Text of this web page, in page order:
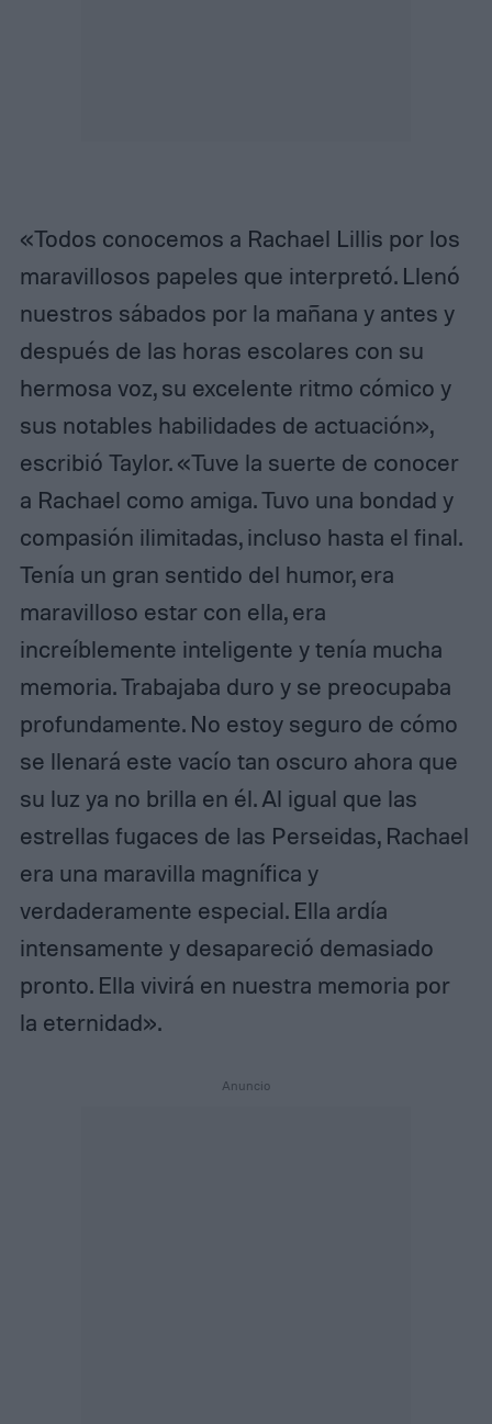
«Todos conocemos a Rachael Lillis por los
maravillosos papeles que interpretó. Llenó
nuestros sábados por la mañana y antes y
después de las horas escolares con su
hermosa voz, su excelente ritmo cómico y
sus notables habilidades de actuación»,
escribió Taylor. «Tuve la suerte de conocer
a Rachael como amiga. Tuvo una bondad y
compasión ilimitadas, incluso hasta el final.
Tenía un gran sentido del humor, era
maravilloso estar con ella, era
increíblemente inteligente y tenía mucha
memoria. Trabajaba duro y se preocupaba
profundamente. No estoy seguro de cómo
se llenará este vacío tan oscuro ahora que
su luz ya no brilla en él. Al igual que las
estrellas fugaces de las Perseidas, Rachael
era una maravilla magnífica y
verdaderamente especial. Ella ardía
intensamente y desapareció demasiado
pronto. Ella vivirá en nuestra memoria por
la eternidad».